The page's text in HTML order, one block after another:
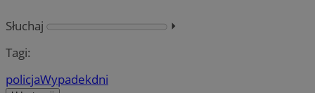
Słuchaj
⏵︎
Tagi:
policjaWypadekdni